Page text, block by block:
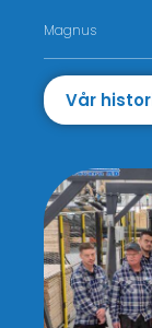
Magnus
Vår